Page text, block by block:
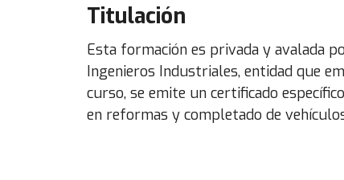
Titulación
Esta formación es privada y avalada
Ingenieros Industriales, entidad que
curso, se emite un certificado
en reformas y completado de